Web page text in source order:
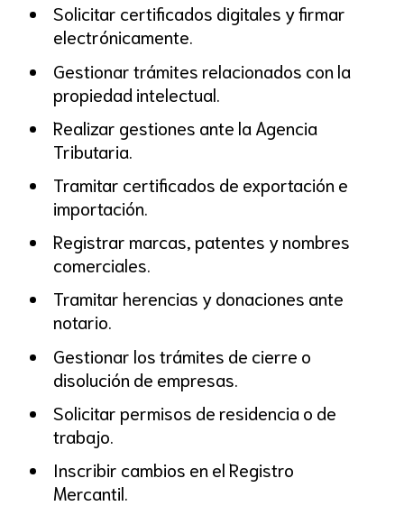
Solicitar certificados digitales y firmar
electrónicamente.
Gestionar trámites relacionados con la
propiedad intelectual.
Realizar gestiones ante la Agencia
Tributaria.
Tramitar certificados de exportación e
importación.
Registrar marcas, patentes y nombres
comerciales.
Tramitar herencias y donaciones ante
notario.
Gestionar los trámites de cierre o
disolución de empresas.
Solicitar permisos de residencia o de
trabajo.
Inscribir cambios en el Registro
Mercantil.